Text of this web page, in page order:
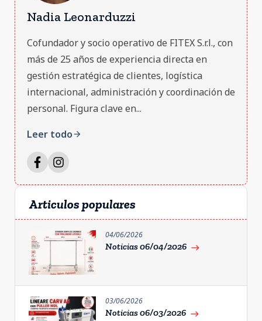
Nadia Leonarduzzi
Cofundador y socio operativo de FITEX S.r.l., con
más de 25 años de experiencia directa en
gestión estratégica de clientes, logística
internacional, administración y coordinación de
personal. Figura clave en...
Leer todoarrow_forward
Articulos populares
04/06/2026
Noticias 06/04/2026 east
03/06/2026
Noticias 06/03/2026 east